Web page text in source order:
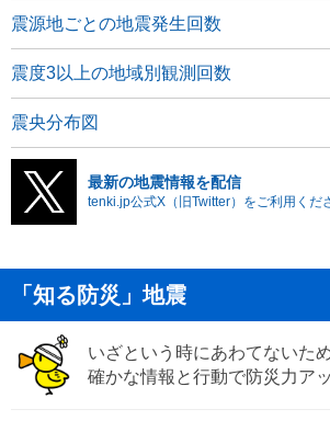
震源地ごとの地震発生回数
震度3以上の地域別観測回数
震央分布図
最新の地震情報を配信
tenki.jp公式X（旧Twitter）をご利用くだ
「知る防災」地震
いざという時にあわてないた
確かな情報と行動で防災力ア